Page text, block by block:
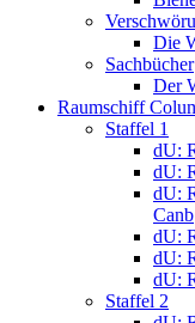
Die
Sachbücher
Der
Raumschiff
Staffel 1
dU:
dU:
dU:
Canb
dU:
dU:
dU:
Staffel 2